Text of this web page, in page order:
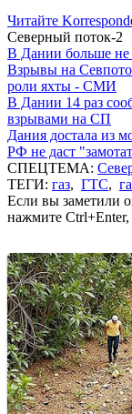
Читайте
Северный поток-2
В Дании больше не
Взрывы на
роли яхты - СМИ
В Дании 14 раз
взрывами на СП
Дания достала из
РФ не даст
СПЕЦТЕМА:
ТЕГИ: газ, ГТС,
Если вы заметили
нажмите